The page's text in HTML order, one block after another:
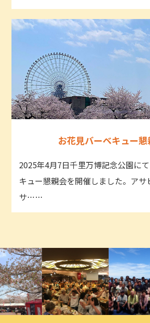
お花見バーベキュー
2025年4月7日千里万博記念公園に
キュー懇親会を開催しました。アサ
サ……